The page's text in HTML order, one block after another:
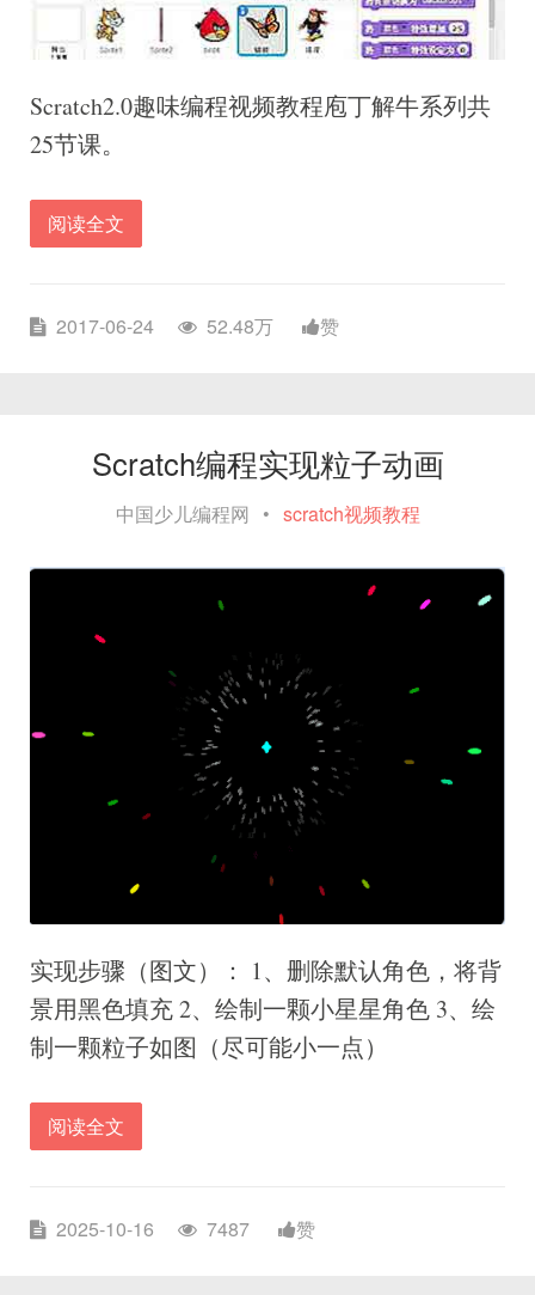
Scratch2.0趣味编程视频教程庖丁解牛系列共
25节课。
阅读全文
2017-06-24 52.48万 赞
Scratch编程实现粒子动画
中国少儿编程网 • scratch视频教程
实现步骤（图文）： 1、删除默认角色，将背
景用黑色填充 2、绘制一颗小星星角色 3、绘
制一颗粒子如图（尽可能小一点）
阅读全文
2025-10-16 7487 赞